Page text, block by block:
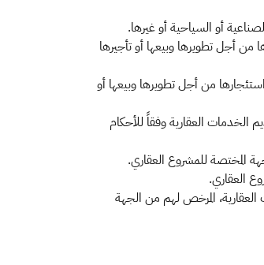
أو السياحية أو غيرها.
من أجل تطويرها وبيعها أو تأجيرها
من أجل تطويرها وبيعها أو
العقارية وفقاً للأحكام
للمشروع العقاري.
العقاري.
العقارية، المرخص لهم من الجهة